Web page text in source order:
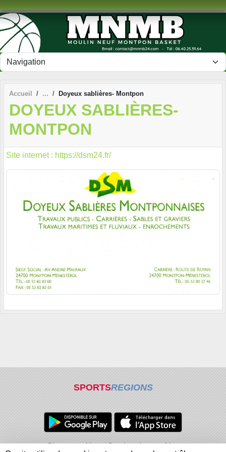
Accueil Doyeux sablières- Montpon
DOYEUX SABLIÈRES-
MONTPON
Site internet : https://dsm24.fr/
SPORTSREGIONS
Charte cookies Gestion des cookies